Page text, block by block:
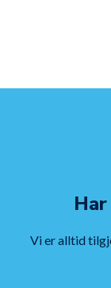
Vi er alltid